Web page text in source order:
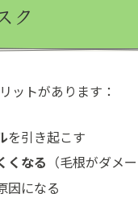
ク
ットがあります：
を引き起こす
くなる （毛根がダメ
因になる